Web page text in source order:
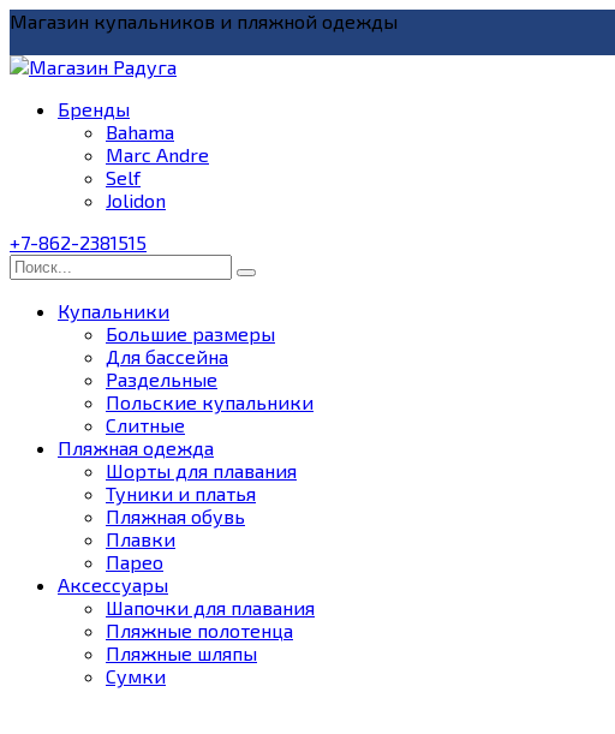
Перейти
содержанию
Магазин купальников и пляжной одежды
Бренды
Bahama
Marc Andre
Self
Jolidon
+7-862-2381515
Search
for:
Купальники
Большие размеры
Для бассейна
Раздельные
Польские купальники
Слитные
Пляжная одежда
Шорты для плавания
Туники и платья
Пляжная обувь
Плавки
Парео
Аксессуары
Шапочки для плавания
Пляжные полотенца
Пляжные шляпы
Сумки